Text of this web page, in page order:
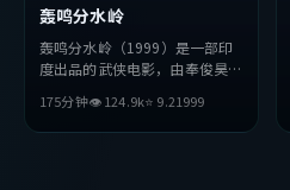
轰鸣分水岭
轰鸣分水岭（1999）是一部印
度出品的武侠电影，由奉俊昊执
主演。影片在叙事与视听上力求
突破，探讨人性与抉择，节奏张
175分钟👁124.9k⭐ 9.21999